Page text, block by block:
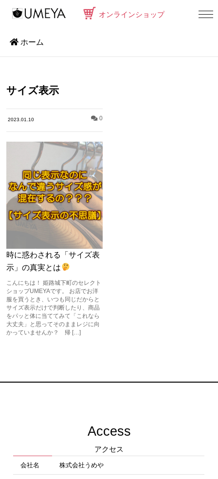
オンラインショップ
ホーム
サイズ表示
2023.01.10 0
時に惑わされる「サイズ表
示」の真実とは
こんにちは！ 姫路城下町のセレクト
ショップUMEYAです。 お店でお洋
服を買うとき、いつも同じだからと
サイズ表示だけで判断したり、商品
をパッと体に当ててみて「これなら
大丈夫」と思ってそのままレジに向
かっていませんか？ 帰 […]
Access
アクセス
会社名 株式会社うめや